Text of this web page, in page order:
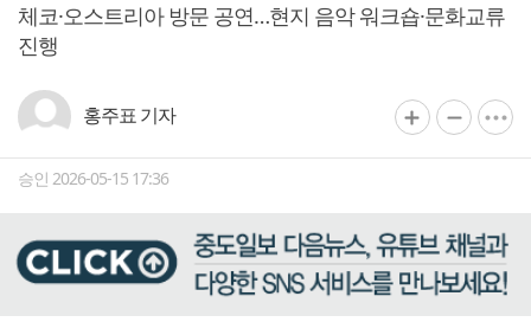
체코·오스트리아 방문 공연…현지 음악 워크숍·문화교류
진행
홍주표 기자
승인 2026-05-15 17:36